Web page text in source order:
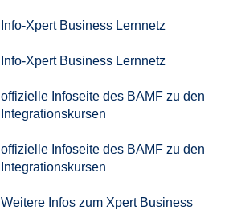
Info-Xpert Business Lernnetz
Info-Xpert Business Lernnetz
offizielle Infoseite des BAMF zu den
Integrationskursen
offizielle Infoseite des BAMF zu den
Integrationskursen
Weitere Infos zum Xpert Business